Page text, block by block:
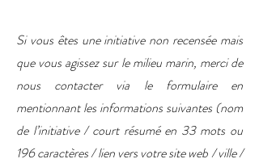
Si vous êtes une initiative non recensée mais
que vous agissez sur le milieu marin, merci de
nous contacter via le formulaire en
mentionnant les informations suivantes (nom
de l’initiative / court résumé en 33 mots ou
196 caractères / lien vers votre site web / ville /